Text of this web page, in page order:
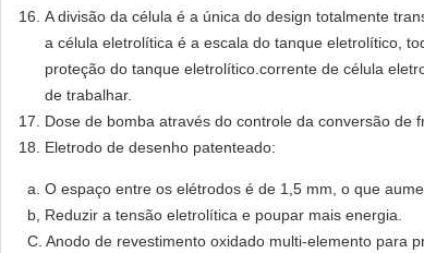
A divisão da célula é a única do design totalmente
a célula eletrolítica é a escala do tanque eletrolítico,
proteção do tanque eletrolítico.corrente de célula
de trabalhar.
Dose de bomba através do controle da conversão de
Eletrodo de desenho patenteado:
a. O espaço entre os elétrodos é de 1,5 mm, o que
b, Reduzir a tensão eletrolítica e poupar mais energia.
C. Anodo de revestimento oxidado multi-elemento para